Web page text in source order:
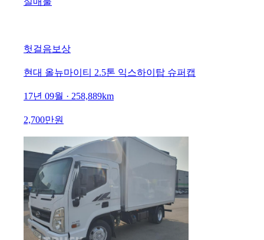
헛걸음보상
현대 올뉴마이티 2.5톤 익스하이탑 슈퍼캡
17년 09월 · 258,889km
2,700만원